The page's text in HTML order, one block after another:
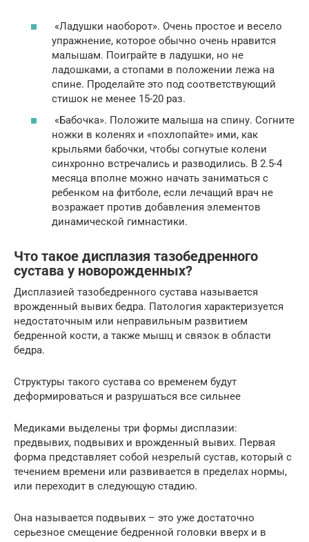
«Ладушки наоборот». Очень простое и весело
упражнение, которое обычно очень нравится
малышам. Поиграйте в ладушки, но не
ладошками, а стопами в положении лежа на
спине. Проделайте это под соответствующий
стишок не менее 15-20 раз.
«Бабочка». Положите малыша на спину. Согните
ножки в коленях и «похлопайте» ими, как
крыльями бабочки, чтобы согнутые колени
синхронно встречались и разводились. В 2.5-4
месяца вполне можно начать заниматься с
ребенком на фитболе, если лечащий врач не
возражает против добавления элементов
динамической гимнастики.
Что такое дисплазия тазобедренного
сустава у новорожденных?
Дисплазией тазобедренного сустава называется
врожденный вывих бедра. Патология характеризуется
недостаточным или неправильным развитием
бедренной кости, а также мышц и связок в области
бедра.
Структуры такого сустава со временем будут
деформироваться и разрушаться все сильнее
Медиками выделены три формы дисплазии:
предвывих, подвывих и врожденный вывих. Первая
форма представляет собой незрелый сустав, который с
течением времени или развивается в пределах нормы,
или переходит в следующую стадию.
Она называется подвывих – это уже достаточно
серьезное смещение бедренной головки вверх и в